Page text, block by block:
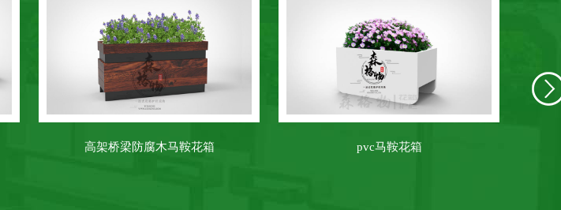
高架桥梁防腐木马鞍花箱 pvc马鞍花箱